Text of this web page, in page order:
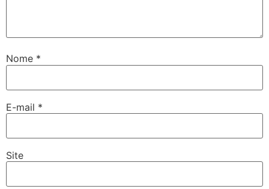
Nome *
E-mail *
Site